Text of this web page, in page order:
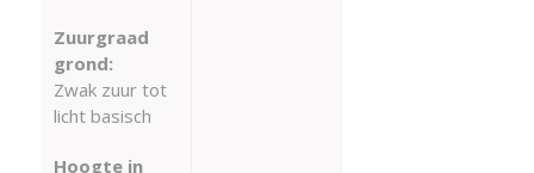
Zuurgraad
grond:
Zwak zuur tot
licht basisch
Hoogte in